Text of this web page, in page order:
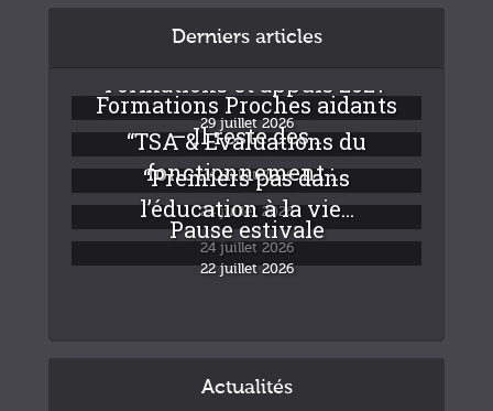
Derniers articles
Formations et appuis 2027
29 juillet 2026
Formations Proches aidants
– Il reste des...
24 juillet 2026
“TSA & Evaluations du
fonctionnement :...
24 juillet 2026
“Premiers pas dans
l’éducation à la vie...
24 juillet 2026
Pause estivale
22 juillet 2026
Actualités